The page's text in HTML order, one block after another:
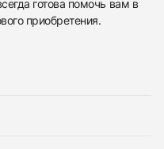
готова помочь вам в
приобретения.